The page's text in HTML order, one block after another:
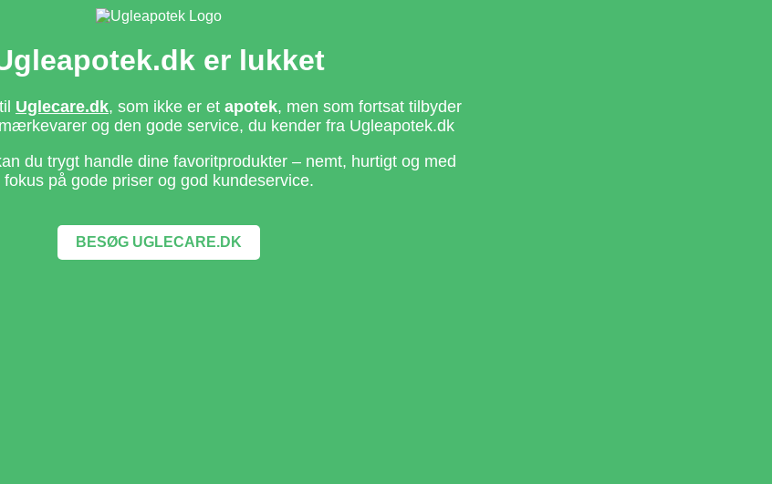
er lukket
Uglecare.dk, som ikke er et apotek, men som fortsat tilbyder
og den gode service, du kender fra Ugleapotek.dk
du trygt handle dine favoritprodukter – nemt, hurtigt og med
fokus på gode priser og god kundeservice.
BESØG UGLECARE.DK